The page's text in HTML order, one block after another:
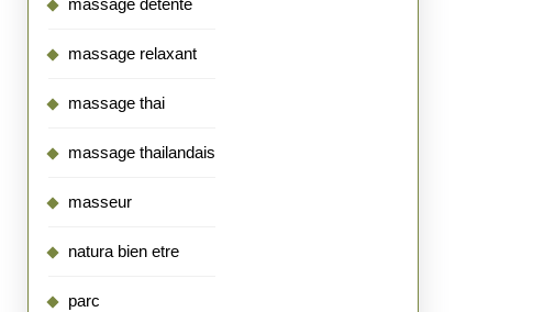
massage detente
massage relaxant
massage thai
massage thailandais
masseur
natura bien etre
parc